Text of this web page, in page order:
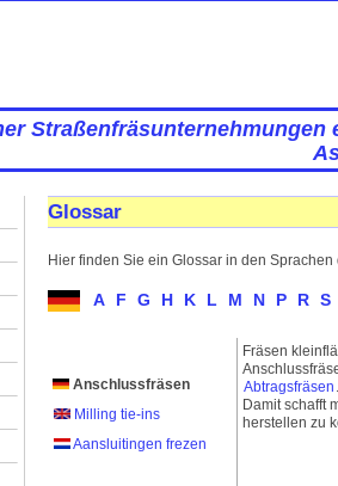
Straßenfräsunternehmungen
Glossar
Hier finden Sie ein Glossar in den
A F G H K L M N P R S
Anschlussfräsen
Milling tie-ins
Aansluitingen frezen
Fräsen
Abtragsfräsen .
Damit schafft
herstellen zu